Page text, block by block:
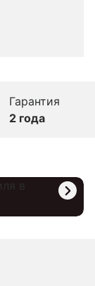
Гарантия
2 года